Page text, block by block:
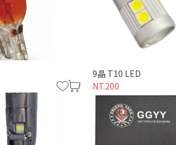
9晶 T10 LED
NT.200